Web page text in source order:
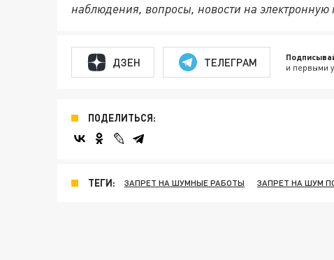
наблюдения, вопросы, новости на электронную
ДЗЕН ТЕЛЕГРАМ и первыми
ПОДЕЛИТЬСЯ:
ТЕГИ: ЗАПРЕТ НА ШУМНЫЕ РАБОТЫ ЗАПРЕТ НА ШУМ